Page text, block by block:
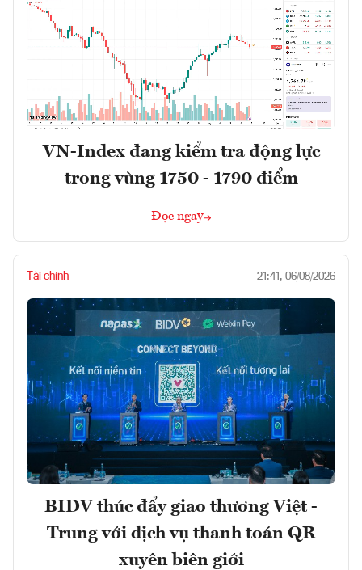
VN-Index đang kiểm tra động lực
trong vùng 1750 - 1790 điểm
Đọc ngay
Tài chính 21:41, 06/08/2026
BIDV thúc đẩy giao thương Việt -
Trung với dịch vụ thanh toán QR
xuyên biên giới